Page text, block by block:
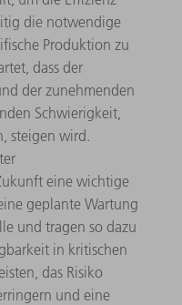
die notwendige
Produktion zu
dass der
der zunehmenden
Schwierigkeit,
steigen wird.
eine wichtige
geplante Wartung
und tragen so dazu
in kritischen
das Risiko
und eine